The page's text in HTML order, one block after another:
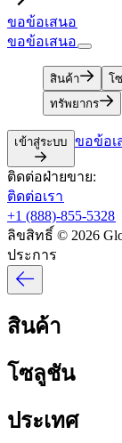
ขอข้อเสนอ​​
ขอข้อเสนอ​​
สินค้า​​ โ
ทรัพยากร​​
เข้าสู่ระบบ​​ ขอข้อเ
ติดต่อฝ่ายขาย:​​
ติดต่อเรา​​
+1 (888)-855-5328​​
ลิขสิทธิ์ © 2026
ประการ​​
สินค้า​​
โซลูชัน​​
ประเทศ​​